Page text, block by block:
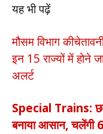
यह भी पढ़ें
मौसम विभाग
इन 15 राज्यों में होने
अलर्ट
Special Trains:
बनाया आसान, चलेंगी